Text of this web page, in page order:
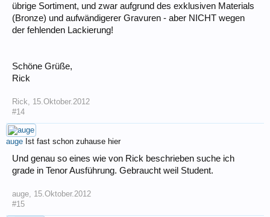
übrige Sortiment, und zwar aufgrund des exklusiven Materials
(Bronze) und aufwändigerer Gravuren - aber NICHT wegen
der fehlenden Lackierung!
Schöne Grüße,
Rick
Rick
15.Oktober.2012
#14
auge Ist fast schon zuhause hier
Und genau so eines wie von Rick beschrieben suche ich
grade in Tenor Ausführung. Gebraucht weil Student.
auge 15.Oktober.2012
#15